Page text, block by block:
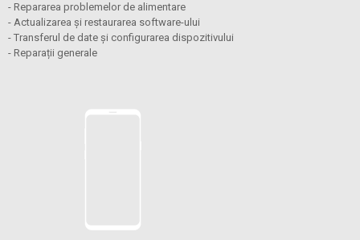
- Repararea problemelor de alimentare
- Actualizarea și restaurarea software-ului
- Transferul de date și configurarea dispozitivului
- Reparații generale